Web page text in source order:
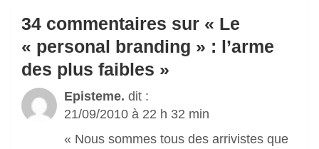
34 commentaires sur « Le
« personal branding » : l’arme
des plus faibles »
Episteme. dit :
21/09/2010 à 22 h 32 min
« Nous sommes tous des arrivistes que